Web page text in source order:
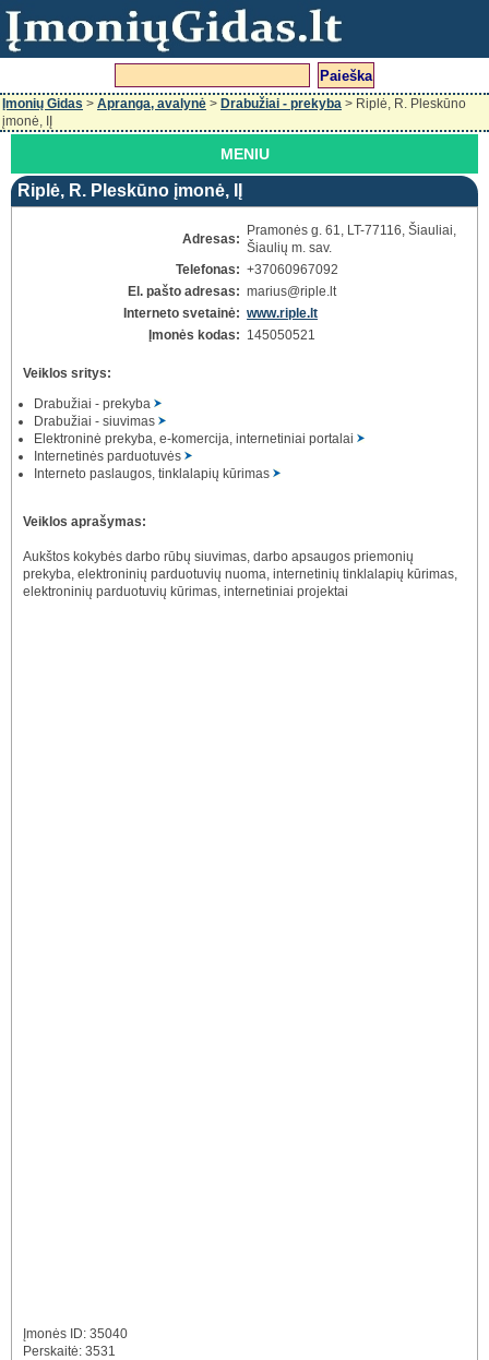
Įmonių Gidas > Apranga, avalynė > Drabužiai - prekyba > Riplė, R. Pleskūno
įmonė, IĮ
MENIU
Riplė, R. Pleskūno įmonė, IĮ
Adresas:
Pramonės g. 61, LT-77116, Šiauliai,
Šiaulių m. sav.
Telefonas: +37060967092
El. pašto adresas: marius@riple.lt
Interneto svetainė: www.riple.lt
Įmonės kodas: 145050521
Veiklos sritys:
Drabužiai - prekyba
Drabužiai - siuvimas
Elektroninė prekyba, e-komercija, internetiniai portalai
Internetinės parduotuvės
Interneto paslaugos, tinklalapių kūrimas
Veiklos aprašymas:
Aukštos kokybės darbo rūbų siuvimas, darbo apsaugos priemonių
prekyba, elektroninių parduotuvių nuoma, internetinių tinklalapių kūrimas,
elektroninių parduotuvių kūrimas, internetiniai projektai
Įmonės ID: 35040
Perskaitė: 3531